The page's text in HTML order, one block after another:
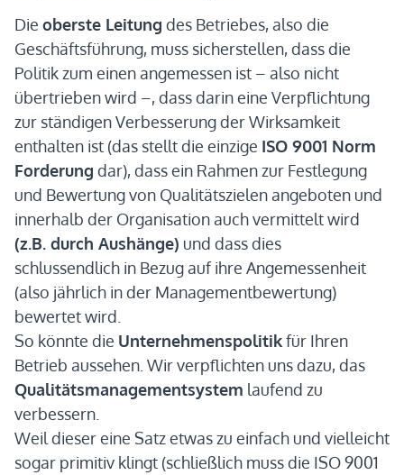
Die oberste Leitung des Betriebes, also die
Geschäftsführung, muss sicherstellen, dass die
Politik zum einen angemessen ist – also nicht
übertrieben wird –, dass darin eine Verpflichtung
zur ständigen Verbesserung der Wirksamkeit
enthalten ist (das stellt die einzige ISO 9001 Norm
Forderung dar), dass ein Rahmen zur Festlegung
und Bewertung von Qualitätszielen angeboten und
innerhalb der Organisation auch vermittelt wird
(z.B. durch Aushänge) und dass dies
schlussendlich in Bezug auf ihre Angemessenheit
(also jährlich in der Managementbewertung)
bewertet wird.
So könnte die Unternehmenspolitikfür Ihren
Betrieb aussehen. Wir verpflichten uns dazu, das
Qualitätsmanagementsystem laufend zu
verbessern.
Weil dieser eine Satz etwas zu einfach und vielleicht
sogar primitiv klingt (schließlich muss die ISO 9001